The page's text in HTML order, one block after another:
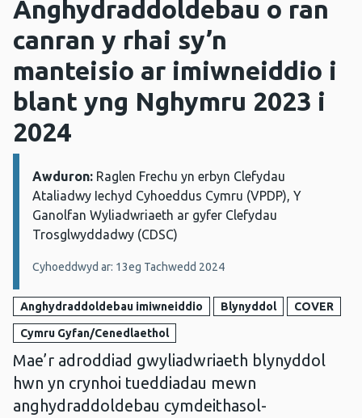
Anghydraddoldebau o ran
canran y rhai sy’n
manteisio ar imiwneiddio i
blant yng Nghymru 2023 i
2024
Manylion:
Awduron: Raglen Frechu yn erbyn Clefydau
Ataliadwy Iechyd Cyhoeddus Cymru (VPDP), Y
Ganolfan Wyliadwriaeth ar gyfer Clefydau
Trosglwyddadwy (CDSC)
Cyhoeddwyd ar: 13eg Tachwedd 2024
Anghydraddoldebau imiwneiddio Blynyddol COVER
Cymru Gyfan/Cenedlaethol
Mae’r adroddiad gwyliadwriaeth blynyddol
hwn yn crynhoi tueddiadau mewn
anghydraddoldebau cymdeithasol-